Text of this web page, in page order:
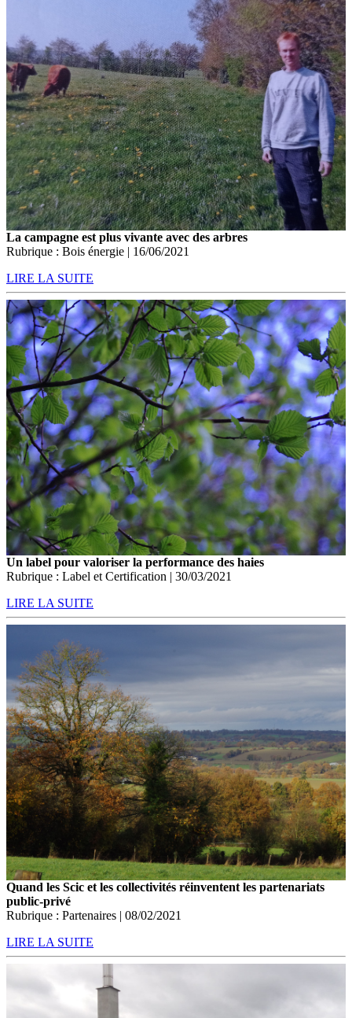
La campagne est plus vivante avec des arbres
Rubrique : Bois énergie | 16/06/2021
LIRE LA SUITE
Un label pour valoriser la performance des haies
Rubrique : Label et Certification | 30/03/2021
LIRE LA SUITE
Quand les Scic et les collectivités réinventent les partenariats
public-privé
Rubrique : Partenaires | 08/02/2021
LIRE LA SUITE